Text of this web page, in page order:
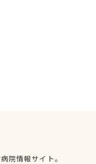
院情報サイト。